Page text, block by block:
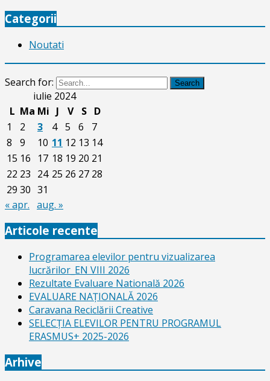
Categorii
Noutati
Search for: Search
iulie 2024
L Ma Mi J V S
D
1
2 3 4 5 6
7
8
9 10 11 12 13 14
15 16 17 18 19 20 21
22 23 24 25 26 27 28
29 30 31
« apr. aug. »
Articole recente
Programarea elevilor pentru vizualizarea
lucrărilor_EN VIII 2026
Rezultate Evaluare Natională 2026
EVALUARE NAŢIONALĂ 2026
Caravana Reciclării Creative
SELECŢIA ELEVILOR PENTRU PROGRAMUL
ERASMUS+ 2025-2026
Arhive